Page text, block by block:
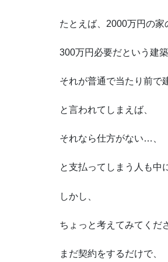
たとえば、2000万円の家
300万円必要だという建
それが普通で当たり前で
と言われてしまえば、
それなら仕方がない…、
と支払ってしまう人も中
しかし、
ちょっと考えてみてくだ
まだ契約をするだけで、